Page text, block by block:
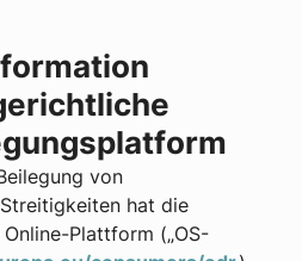
von
hat die
Plattform („OS-